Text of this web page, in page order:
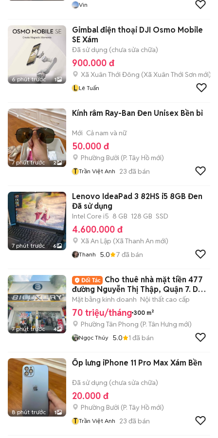
Vin
6 phút trước 1
Gimbal điện thoại DJI Osmo Mobile
SE Xám
Đã sử dụng (chưa sửa chữa)
900.000 đ
Xã Xuân Thới Đông (Xã Xuân Thới Sơn mới)
L Lê Tuấn
7 phút trước 2
Kính râm Ray-Ban Đen Unisex Bền bỉ
Mới Cả nam và nữ
50.000 đ
Phường Bưởi (P. Tây Hồ mới)
T Trần Việt Anh 23 đã bán
7 phút trước 6
Lenovo IdeaPad 3 82HS i5 8GB Đen
Đã sử dụng
Intel Core i5 8 GB 128 GB SSD
4.600.000 đ
Xã An Lập (Xã Thanh An mới)
Thanh 5.0 7 đã bán
7 phút trước 4
Cho thuê nhà mặt tiền 477
đường Nguyễn Thị Thập, Quận 7. DT:
10x30m
Mặt bằng kinh doanh Nội thất cao cấp
70 triệu/tháng 300 m²
Phường Tân Phong (P. Tân Hưng mới)
Ngọc Thúy 5.0 1 đã bán
8 phút trước 1
Ốp lưng iPhone 11 Pro Max Xám Bền
Đã sử dụng (chưa sửa chữa)
20.000 đ
Phường Bưởi (P. Tây Hồ mới)
T Trần Việt Anh 23 đã bán